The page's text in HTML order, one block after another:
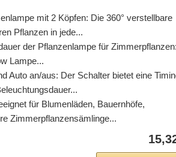
mit 2 Köpfen: Die 360° verstellbare
Pflanzen in jede...
der Pflanzenlampe für Zimmerpflanzen:
Lampe...
Auto an/aus: Der Schalter bietet eine
für Blumenläden, Bauernhöfe,
Zimmerpflanzensämlinge...